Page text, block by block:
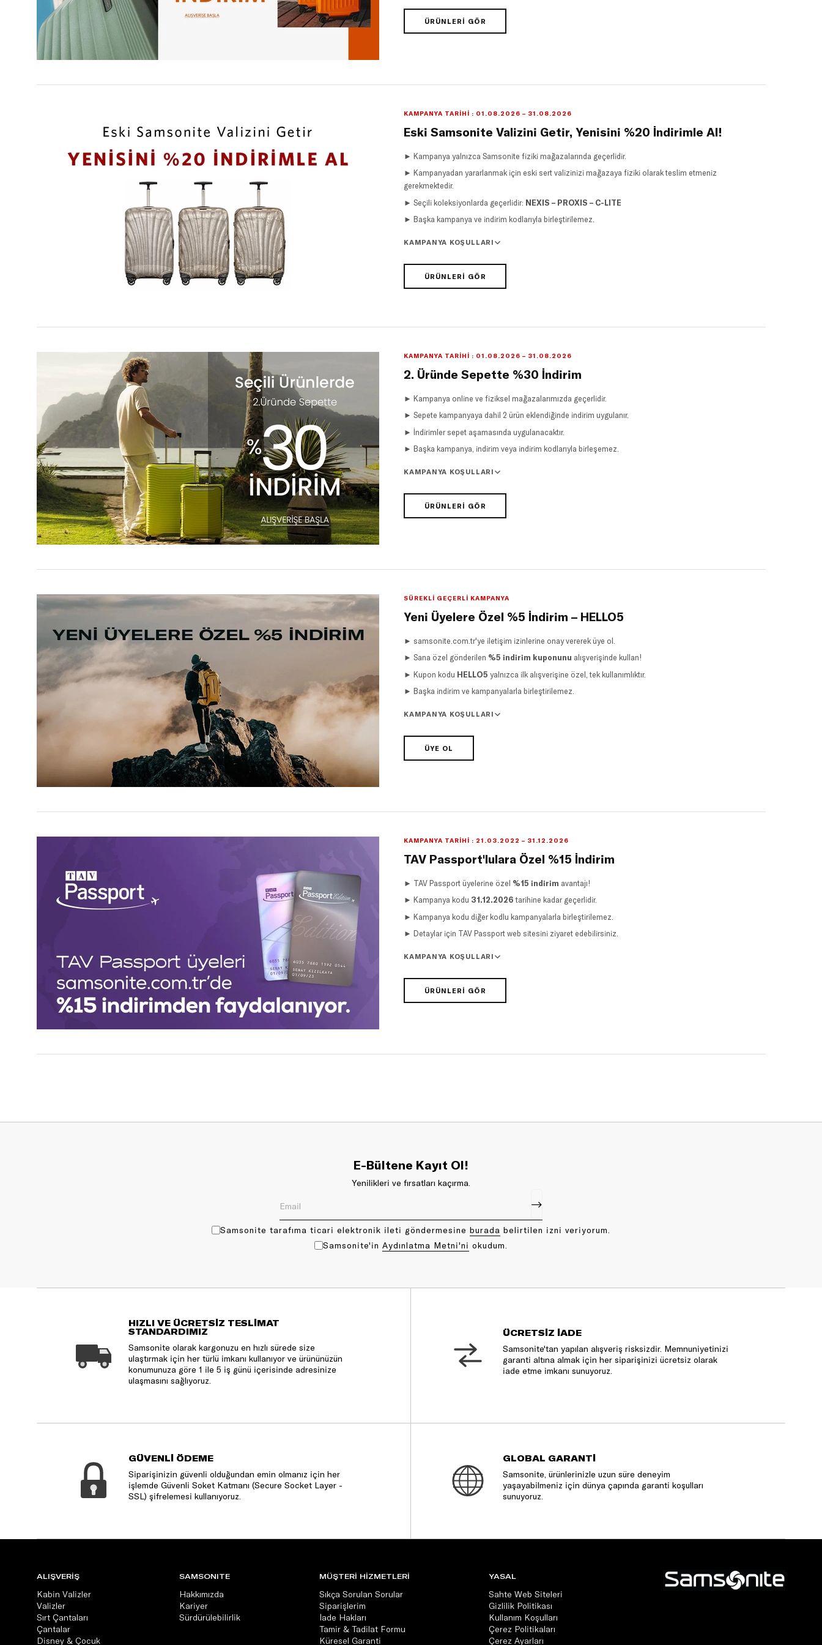
ÜRÜNLERI GÖR
KAMPANYA TARIHI : 01.08.2026 – 31.08.2026
Eski Samsonite Valizini Getir, Yenisini %20 İndirimle Al!
► Kampanya yalnızca Samsonite fiziki mağazalarında geçerlidir.
► Kampanyadan yararlanmak için eski sert valizinizi mağazaya fiziki olarak teslim etmeniz
gerekmektedir.
► Seçili koleksiyonlarda geçerlidir: NEXIS – PROXIS – C-LITE
► Başka kampanya ve indirim kodlarıyla birleştirilemez.
KAMPANYA KOŞULLARI
ÜRÜNLERI GÖR
KAMPANYA TARIHI : 01.08.2026 – 31.08.2026
2. Üründe Sepette %30 İndirim
► Kampanya online ve fiziksel mağazalarımızda geçerlidir.
► Sepete kampanyaya dahil 2 ürün eklendiğinde indirim uygulanır.
► İndirimler sepet aşamasında uygulanacaktır.
► Başka kampanya, indirim veya indirim kodlarıyla birleşemez.
KAMPANYA KOŞULLARI
ÜRÜNLERI GÖR
SÜREKLI GEÇERLI KAMPANYA
Yeni Üyelere Özel %5 İndirim – HELLO5
► samsonite.com.tr'ye iletişim izinlerine onay vererek üye ol.
► Sana özel gönderilen %5 indirim kuponunu alışverişinde kullan!
► Kupon kodu HELLO5 yalnızca ilk alışverişine özel, tek kullanımlıktır.
► Başka indirim ve kampanyalarla birleştirilemez.
KAMPANYA KOŞULLARI
ÜYE OL
KAMPANYA TARIHI : 21.03.2022 – 31.12.2026
TAV Passport'lulara Özel %15 İndirim
► TAV Passport üyelerine özel %15 indirim avantajı!
► Kampanya kodu 31.12.2026tarihine kadar geçerlidir.
► Kampanya kodu diğer kodlu kampanyalarla birleştirilemez.
► Detaylar için TAV Passport web sitesini ziyaret edebilirsiniz.
KAMPANYA KOŞULLARI
ÜRÜNLERI GÖR
E-Bültene Kayıt Ol!
Yenilikleri ve fırsatları kaçırma.
Samsonite tarafıma ticari elektronik ileti göndermesine bu rada belirtilen izni veriyorum.
Samsonite'in Aydınlatma Metni'ni okudum.
HIZLI VE ÜCRETSİZ TESLİMAT
STANDARDIMIZ
Samsonite olarak kargonuzu en hızlı sürede size
ulaştırmak için her türlü imkanı kullanıyor ve ürününüzün
konumunuza göre 1 ile 5 iş günü içerisinde adresinize
ulaşmasını sağlıyoruz.
ÜCRETSİZ İADE
Samsonite'tan yapılan alışveriş risksizdir. Memnuniyetinizi
garanti altına almak için her siparişinizi ücretsiz olarak
iade etme imkanı sunuyoruz.
GÜVENLİ ÖDEME
Siparişinizin güvenli olduğundan emin olmanız için her
işlemde Güvenli Soket Katmanı (Secure Socket Layer -
SSL) şifrelemesi kullanıyoruz.
GLOBAL GARANTİ
Samsonite, ürünlerinizle uzun süre deneyim
yaşayabilmeniz için dünya çapında garanti koşulları
sunuyoruz.
ALIŞVERİŞ
Kabin Valizler
Valizler
Sırt Çantaları
Çantalar
Disney & Çocuk
SAMSONITE
Hakkımızda
Kariyer
Sürdürülebilirlik
MÜŞTERİ HİZMETLERİ
Sıkça Sorulan Sorular
Siparişlerim
İade Hakları
Tamir & Tadilat Formu
Küresel Garanti
YASAL
Sahte Web Siteleri
Gizlilik Politikası
Kullanım Koşulları
Çerez Politikaları
Çerez Ayarları